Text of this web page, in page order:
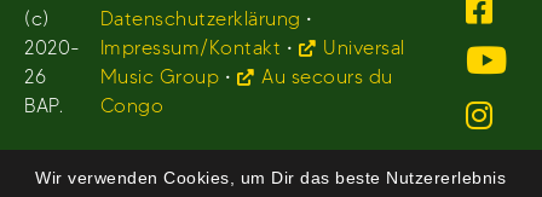
(c)
2020-
26
BAP.
Datenschutzerklärung •
Impressum/Kontakt •
Universal
Music Group •
Au secours du
Congo
Wir verwenden Cookies, um Dir das beste Nutzererlebnis